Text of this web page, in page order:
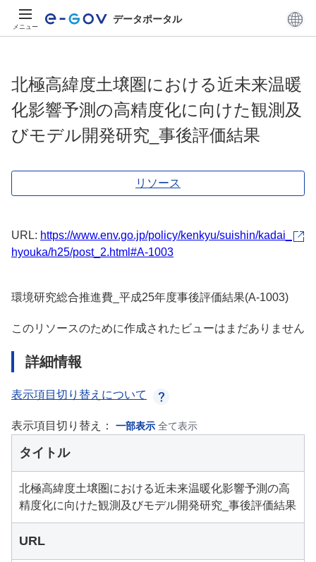
メニュー
データポータル
北極高緯度土壌圏における近未来温暖
化影響予測の高精度化に向けた観測及
びモデル開発研究_事後評価結果
リソース
URL: https://www.env.go.jp/policy/kenkyu/suishin/kadai_
hyouka/h25/post_2.html#A-1003
環境研究総合推進費_平成25年度事後評価結果(A-1003)
このリソースのために作成されたビューはまだありません
詳細情報
表示項目切り替えについて
表示項目切り替え： 一部表示 全て表示
タイトル
北極高緯度土壌圏における近未来温暖化影響予測の高
精度化に向けた観測及びモデル開発研究_事後評価結果
URL